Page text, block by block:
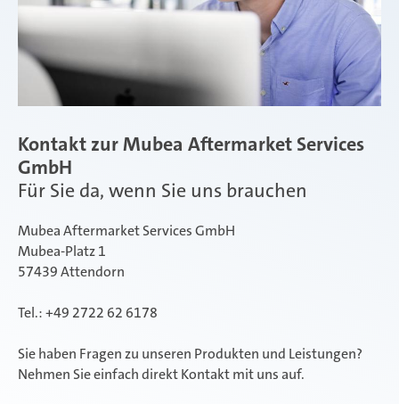
Kontakt zur Mubea Aftermarket Services
GmbH
Für Sie da, wenn Sie uns brauchen
Mubea Aftermarket Services GmbH
Mubea-Platz 1
57439 Attendorn
Tel.: +49 2722 62 6178
Sie haben Fragen zu unseren Produkten und Leistungen?
Nehmen Sie einfach direkt Kontakt mit uns auf.